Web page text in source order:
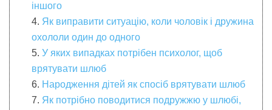
іншого
Як виправити ситуацію, коли чоловік і дружина
охололи один до одного
У яких випадках потрібен психолог, щоб
врятувати шлюб
Народження дітей як спосіб врятувати шлюб
Як потрібно поводитися подружжю у шлюбі,